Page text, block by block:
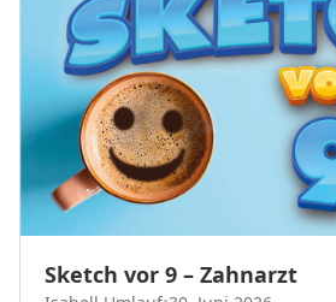
Sketch vor 9 – Zahnarzt